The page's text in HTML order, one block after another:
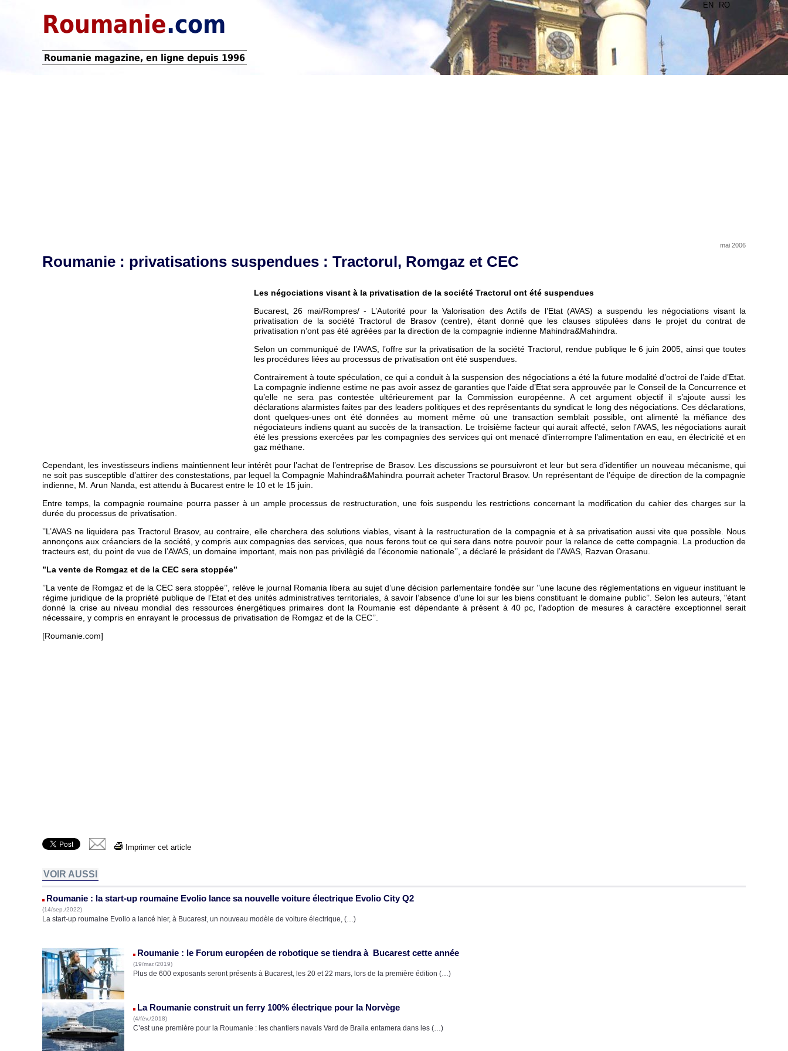
EN RO
Roumanie.com
Roumanie magazine, en ligne depuis 1996
mai 2006
Roumanie : privatisations suspendues : Tractorul, Romgaz et CEC
Les négociations visant à la privatisation de la société Tractorul ont été suspendues
Bucarest, 26 mai/Rompres/ - L’Autorité pour la Valorisation des Actifs de l’Etat (AVAS) a suspendu les négociations visant la
privatisation de la société Tractorul de Brasov (centre), étant donné que les clauses stipulées dans le projet du contrat de
privatisation n’ont pas été agréées par la direction de la compagnie indienne Mahindra&Mahindra.
Selon un communiqué de l’AVAS, l’offre sur la privatisation de la société Tractorul, rendue publique le 6 juin 2005, ainsi que toutes
les procédures liées au processus de privatisation ont été suspendues.
Contrairement à toute spéculation, ce qui a conduit à la suspension des négociations a été la future modalité d’octroi de l’aide d’Etat.
La compagnie indienne estime ne pas avoir assez de garanties que l’aide d’Etat sera approuvée par le Conseil de la Concurrence et
qu’elle ne sera pas contestée ultérieurement par la Commission européenne. A cet argument objectif il s’ajoute aussi les
déclarations alarmistes faites par des leaders politiques et des représentants du syndicat le long des négociations. Ces déclarations,
dont quelques-unes ont été données au moment même où une transaction semblait possible, ont alimenté la méfiance des
négociateurs indiens quant au succès de la transaction. Le troisième facteur qui aurait affecté, selon l’AVAS, les négociations aurait
été les pressions exercées par les compagnies des services qui ont menacé d’interrompre l’alimentation en eau, en électricité et en
gaz méthane.
Cependant, les investisseurs indiens maintiennent leur intérêt pour l’achat de l’entreprise de Brasov. Les discussions se poursuivront et leur but sera d’identifier un nouveau mécanisme, qui
ne soit pas susceptible d’attirer des constestations, par lequel la Compagnie Mahindra&Mahindra pourrait acheter Tractorul Brasov. Un représentant de l’équipe de direction de la compagnie
indienne, M. Arun Nanda, est attendu à Bucarest entre le 10 et le 15 juin.
Entre temps, la compagnie roumaine pourra passer à un ample processus de restructuration, une fois suspendu les restrictions concernant la modification du cahier des charges sur la
durée du processus de privatisation.
’’L’AVAS ne liquidera pas Tractorul Brasov, au contraire, elle cherchera des solutions viables, visant à la restructuration de la compagnie et à sa privatisation aussi vite que possible. Nous
annonçons aux créanciers de la société, y compris aux compagnies des services, que nous ferons tout ce qui sera dans notre pouvoir pour la relance de cette compagnie. La production de
tracteurs est, du point de vue de l’AVAS, un domaine important, mais non pas privilègié de l’économie nationale’’, a déclaré le président de l’AVAS, Razvan Orasanu.
’’La vente de Romgaz et de la CEC sera stoppée’’
’’La vente de Romgaz et de la CEC sera stoppée’’, relève le journal Romania libera au sujet d’une décision parlementaire fondée sur ’’une lacune des réglementations en vigueur instituant le
régime juridique de la propriété publique de l’Etat et des unités administratives territoriales, à savoir l’absence d’une loi sur les biens constituant le domaine public’’. Selon les auteurs, "étant
donné la crise au niveau mondial des ressources énergétiques primaires dont la Roumanie est dépendante à présent à 40 pc, l’adoption de mesures à caractère exceptionnel serait
nécessaire, y compris en enrayant le processus de privatisation de Romgaz et de la CEC’’.
[Roumanie.com]
Imprimer cet article
VOIR AUSSI
Roumanie : la start-up roumaine Evolio lance sa nouvelle voiture électrique Evolio City Q2
(14/sep./2022)
La start-up roumaine Evolio a lancé hier, à Bucarest, un nouveau modèle de voiture électrique, (…)
Roumanie : le Forum européen de robotique se tiendra à Bucarest cette année
(19/mar./2019)
Plus de 600 exposants seront présents à Bucarest, les 20 et 22 mars, lors de la première édition (…)
La Roumanie construit un ferry 100% électrique pour la Norvège
(4/fév./2018)
C’est une première pour la Roumanie : les chantiers navals Vard de Braila entamera dans les (…)